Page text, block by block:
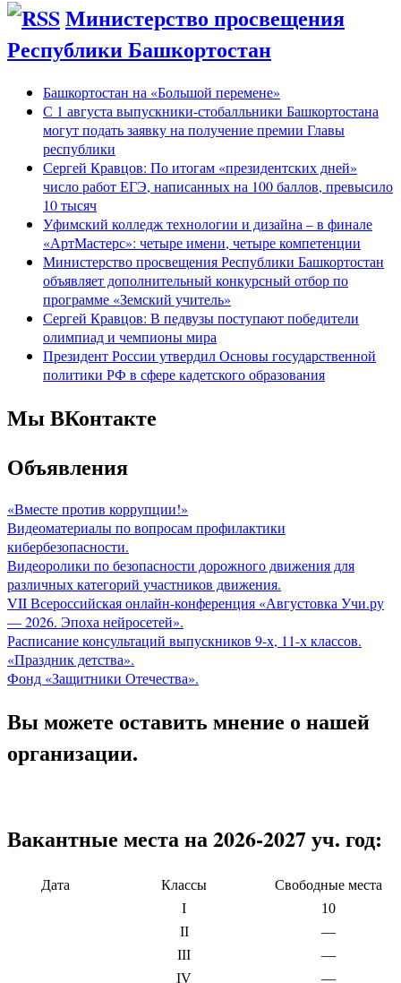
Министерство просвещения
Республики Башкортостан
Башкортостан на «Большой перемене»
С 1 августа выпускники-стобалльники Башкортостана
могут подать заявку на получение премии Главы
республики
Сергей Кравцов: По итогам «президентских дней»
число работ ЕГЭ, написанных на 100 баллов, превысило
10 тысяч
Уфимский колледж технологии и дизайна – в финале
«АртМастерс»: четыре имени, четыре компетенции
Министерство просвещения Республики Башкортостан
объявляет дополнительный конкурсный отбор по
программе «Земский учитель»
Сергей Кравцов: В педвузы поступают победители
олимпиад и чемпионы мира
Президент России утвердил Основы государственной
политики РФ в сфере кадетского образования
Мы ВКонтакте
Объявления
«Вместе против коррупции!»
Видеоматериалы по вопросам профилактики
кибербезопасности.
Видеоролики по безопасности дорожного движения для
различных категорий участников движения.
VII Всероссийская онлайн-конференция «Августовка Учи.ру
— 2026. Эпоха нейросетей».
Расписание консультаций выпускников 9-х, 11-х классов.
«Праздник детства».
Фонд «Защитники Отечества».
Вы можете оставить мнение о нашей
организации.
Вакантные места на 2026-2027 уч. год:
Дата Классы Свободные места
I
10
II
—
III
—
IV
—